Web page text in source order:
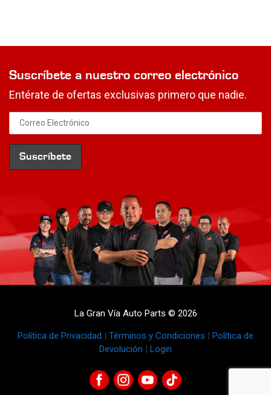
Suscríbete a nuestro correo electrónico
Entérate de ofertas exclusivas primero que nadie.
La Gran Vía Auto Parts © 2026
Política de Privacidad | Términos y Condiciones | Política de
Devolución | Login